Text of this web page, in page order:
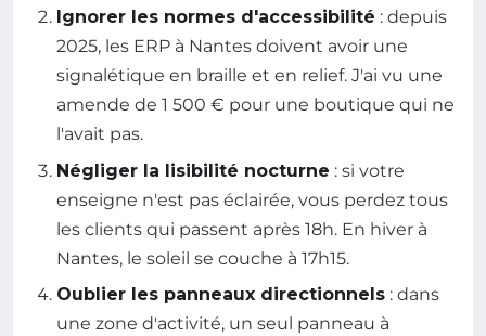
Ignorer les normes d'accessibilité : depuis
2025, les ERP à Nantes doivent avoir une
signalétique en braille et en relief. J'ai vu une
amende de 1 500 € pour une boutique qui ne
l'avait pas.
Négliger la lisibilité nocturne : si votre
enseigne n'est pas éclairée, vous perdez tous
les clients qui passent après 18h. En hiver à
Nantes, le soleil se couche à 17h15.
Oublier les panneaux directionnels : dans
une zone d'activité, un seul panneau à